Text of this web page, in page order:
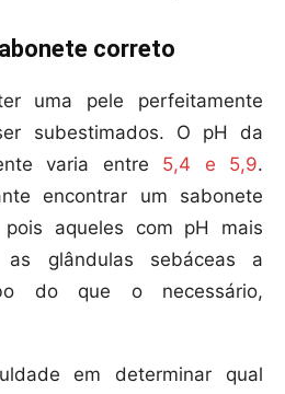
correto
uma pele perfeitamente
subestimados. O pH da
varia entre 5,4 e 5,9.
encontrar um sabonete
aqueles com pH mais
as glândulas sebáceas a
do que o necessário,
em determinar qual